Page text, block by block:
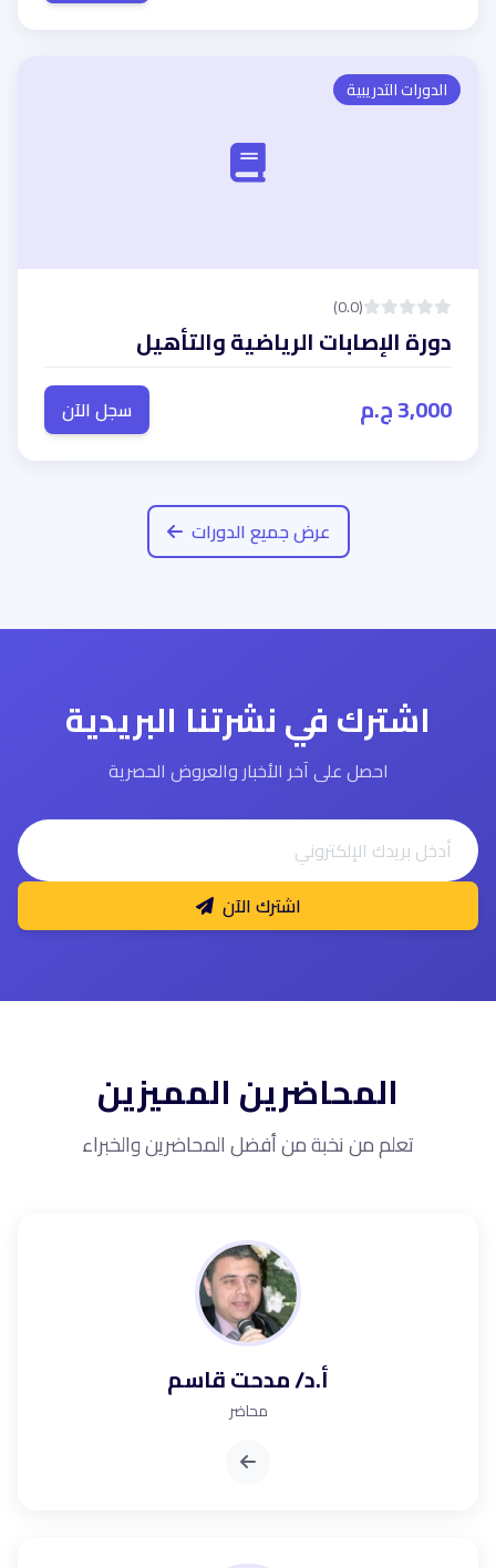
الدورات التدريبية
(0.0)
دورة الإصابات الرياضية والتأهيل
3,000 ج.م
سجل الآن
عرض جميع الدورات
اشترك في نشرتنا البريدية
احصل على آخر الأخبار والعروض الحصرية
اشترك الآن
المحاضرين المميزين
تعلم من نخبة من أفضل المحاضرين والخبراء
أ.د/ مدحت قاسم
محاضر